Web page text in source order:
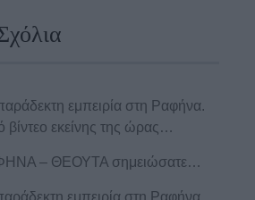
εμπειρία στη Ραφήνα.
εκείνης της ώρας…
– ΘΕΟΥΤΑ σημειώσατε…
εμπειρία στη Ραφήνα.